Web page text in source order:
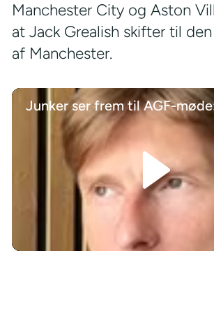
Manchester City og Aston
at Jack Grealish skifter til
af Manchester.